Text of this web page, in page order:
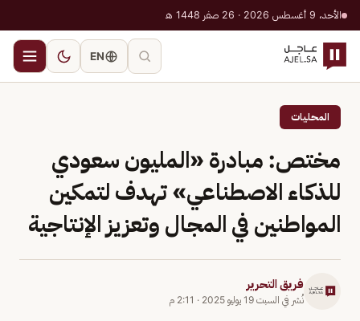
الأحد، 9 أغسطس 2026 · 26 صفر 1448 هـ
EN
المحليات
مختص: مبادرة «المليون سعودي
للذكاء الاصطناعي» تهدف لتمكين
المواطنين في المجال وتعزيز الإنتاجية
فريق التحرير
نُشر في السبت 19 يوليو 2025 · 2:11 م